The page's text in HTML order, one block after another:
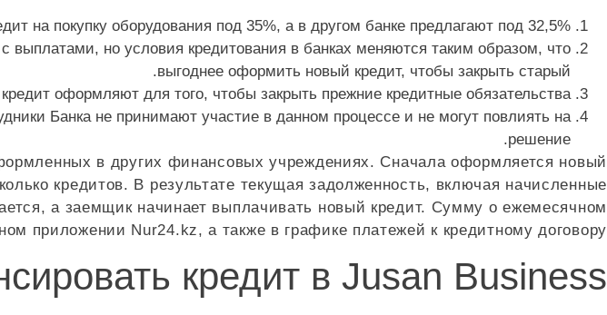
на покупку оборудования под 35%, а в другом банке предлагают под 32,5%.
выплатами, но условия кредитования в банках меняются таким образом, что
выгоднее оформить новый кредит, чтобы закрыть старый.
оформляют для того, чтобы закрыть прежние кредитные обязательства.
Банка не принимают участие в данном процессе и не могут повлиять на
решение.
в других финансовых учреждениях. Сначала оформляется новый
кредитов. В результате текущая задолженность, включая начисленные
а заемщик начинает выплачивать новый кредит. Сумму о ежемесячном
приложении Nur24.kz, а также в графике платежей к кредитному договору.
кредит в Jusan Business